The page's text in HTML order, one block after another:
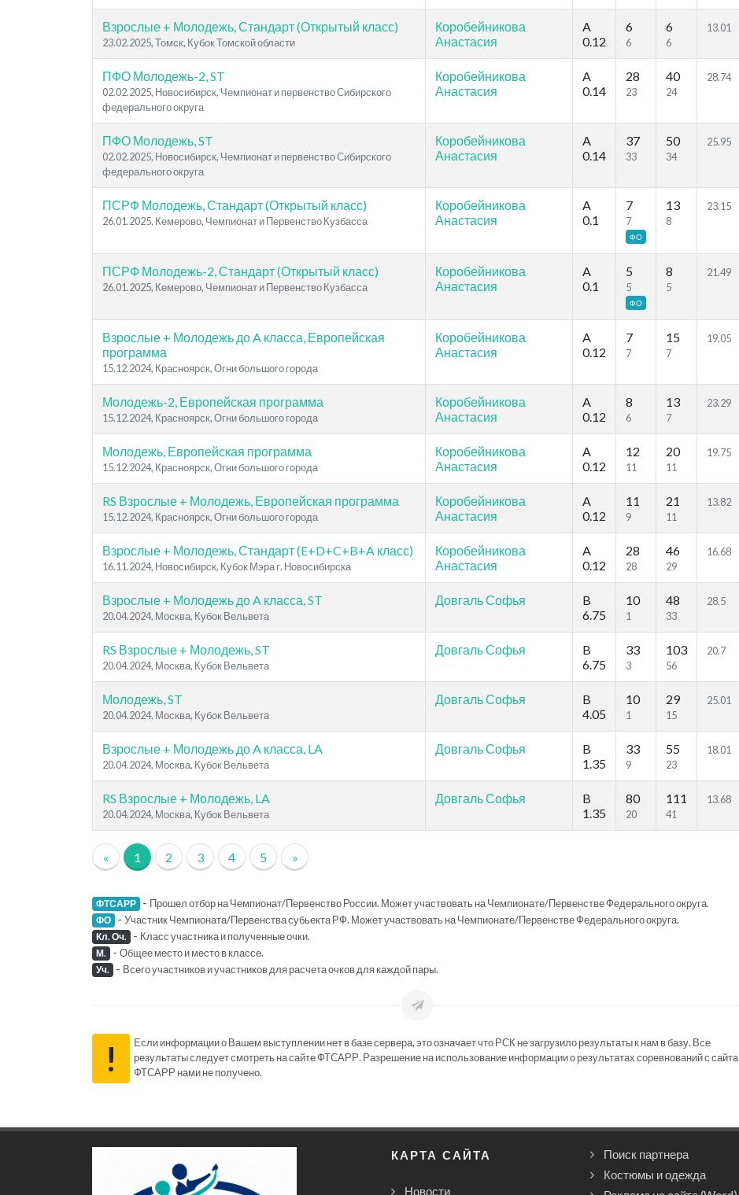
Взрослые + Молодежь, Стандарт (Открытый класс)
23.02.2025, Томск, Кубок Томской области
Коробейникова
Анастасия
A
0.12
6
6
6
6
13.01
ПФО Молодежь-2, ST
02.02.2025, Новосибирск, Чемпионат и первенство Сибирского
федерального округа
Коробейникова
Анастасия
A
0.14
28
23
40
24
28.74
ПФО Молодежь, ST
02.02.2025, Новосибирск, Чемпионат и первенство Сибирского
федерального округа
Коробейникова
Анастасия
A
0.14
37
33
50
34
25.95
ПСРФ Молодежь, Стандарт (Открытый класс)
26.01.2025, Кемерово, Чемпионат и Первенство Кузбасса
Коробейникова
Анастасия
A
0.1
7
7
ФО
13
8
23.15
ПСРФ Молодежь-2, Стандарт (Открытый класс)
26.01.2025, Кемерово, Чемпионат и Первенство Кузбасса
Коробейникова
Анастасия
A
0.1
5
5
ФО
8
5
21.49
Взрослые + Молодежь до A класса, Европейская
программа
15.12.2024, Красноярск, Огни большого города
Коробейникова
Анастасия
A
0.12
7
7
15
7
19.05
Молодежь-2, Европейская программа
15.12.2024, Красноярск, Огни большого города
Коробейникова
Анастасия
A
0.12
8
6
13
7
23.29
Молодежь, Европейская программа
15.12.2024, Красноярск, Огни большого города
Коробейникова
Анастасия
A
0.12
12
11
20
11
19.75
RS Взрослые + Молодежь, Европейская программа
15.12.2024, Красноярск, Огни большого города
Коробейникова
Анастасия
A
0.12
11
9
21
11
13.82
Взрослые + Молодежь, Стандарт (E+D+C+B+A класс)
16.11.2024, Новосибирск, Кубок Мэра г. Новосибирска
Коробейникова
Анастасия
A
0.12
28
28
46
29
16.68
Взрослые + Молодежь до A класса, ST
20.04.2024, Москва, Кубок Вельвета
Довгаль Софья
B
6.75
10
1
48
33
28.5
RS Взрослые + Молодежь, ST
20.04.2024, Москва, Кубок Вельвета
Довгаль Софья
B
6.75
33
3
103
56
20.7
Молодежь, ST
20.04.2024, Москва, Кубок Вельвета
Довгаль Софья
B
4.05
10
1
29
15
25.01
Взрослые + Молодежь до A класса, LA
20.04.2024, Москва, Кубок Вельвета
Довгаль Софья
B
1.35
33
9
55
23
18.01
RS Взрослые + Молодежь, LA
20.04.2024, Москва, Кубок Вельвета
Довгаль Софья
B
1.35
80
20
111
41
13.68
« 1 2 3 4 5 »
ФТСАРР - Прошел отбор на Чемпионат/Первенство России. Может участвовать на Чемпионате/Первенстве Федерального округа.
ФО - Участник Чемпионата/Первенства субьекта РФ. Может участвовать на Чемпионате/Первенстве Федерального округа.
Кл. Оч. - Класс участника и полученные очки.
М. - Общее место и место в классе.
Уч. - Всего участников и участников для расчета очков для каждой пары.
!
Если информации о Вашем выступлении нет в базе сервера, это означает что РСК не загрузило результаты к нам в базу. Все
результаты следует смотреть на сайте ФТСАРР. Разрешение на использование информации о результатах соревнований с сайта
ФТСАРР нами не получено.
КАРТА САЙТА
Новости
Поиск партнера
Костюмы и одежда